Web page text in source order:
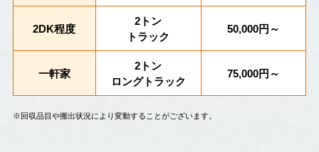
2DK程度
2トン
トラック
50,000円～
一軒家
2トン
ロングトラック
75,000円～
※回収品目や搬出状況により変動することがございます。